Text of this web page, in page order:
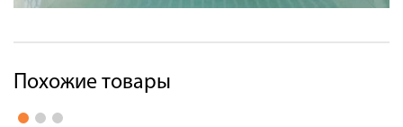
Похожие товары